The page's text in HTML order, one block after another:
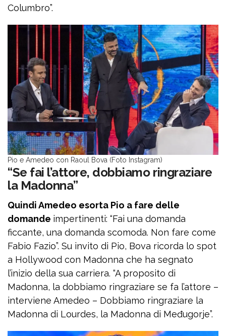
Columbro”.
Pio e Amedeo con Raoul Bova (Foto Instagram)
“Se fai l’attore, dobbiamo ringraziare
la Madonna”
Quindi Amedeo esorta Pio a fare delle
domande impertinenti: “Fai una domanda
ficcante, una domanda scomoda. Non fare come
Fabio Fazio”. Su invito di Pio, Bova ricorda lo spot
a Hollywood con Madonna che ha segnato
l’inizio della sua carriera. “A proposito di
Madonna, la dobbiamo ringraziare se fa l’attore –
interviene Amedeo – Dobbiamo ringraziare la
Madonna di Lourdes, la Madonna di Međugorje”.